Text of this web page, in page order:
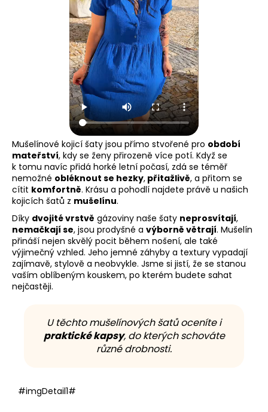
Mušelínové kojicí šaty jsou přímo stvořené pro období
mateřství, kdy se ženy přirozeně více potí. Když se
k tomu navíc přidá horké letní počasí, zdá se téměř
nemožné obléknout se hezky, přitažlivě, a přitom se
cítit komfortně. Krásu a pohodlí najdete právě u našich
kojicích šatů z mušelínu.
Díky dvojité vrstvě gázoviny naše šaty neprosvítají,
nemačkají se, jsou prodyšné a výborně větrají. Mušelín
přináší nejen skvělý pocit během nošení, ale také
výjimečný vzhled. Jeho jemné záhyby a textury vypadají
zajímavě, stylově a neobvykle. Jsme si jistí, že se stanou
vaším oblíbeným kouskem, po kterém budete sahat
nejčastěji.
U těchto mušelínových šatů oceníte i
praktické kapsy, do kterých schováte
různé drobnosti.
#imgDetail1#